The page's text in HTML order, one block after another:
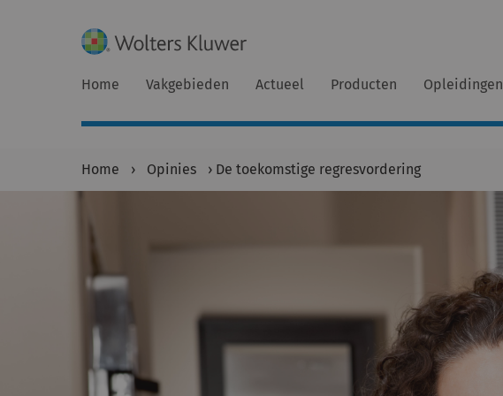
Home Vakgebieden Actueel Producten Opleidingen
Home › Opinies › De toekomstige regresvordering